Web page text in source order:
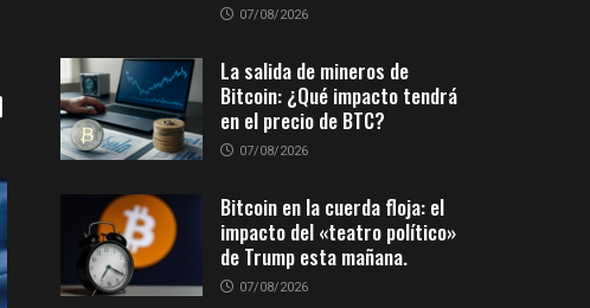
07/08/2026
La salida de mineros de
Bitcoin: ¿Qué impacto tendrá
en el precio de BTC?
07/08/2026
Bitcoin en la cuerda floja: el
impacto del «teatro político»
de Trump esta mañana.
07/08/2026